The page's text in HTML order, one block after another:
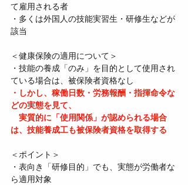
て雇用される者
・多くは外国人の技能実習生・研修生などが
該当
＜健康保険の適用について＞
・技能の養成「のみ」を目的として使用され
ている場合は、被保険者資格なし
・しかし、稼働日数・労務報酬・指揮命令な
どの実態を見て、
実質的に「使用関係」が認められる場合
は、技能養成工も被保険者資格を取得する
＜ポイント＞
・表向き「研修目的」でも、実態が労働者な
ら適用対象